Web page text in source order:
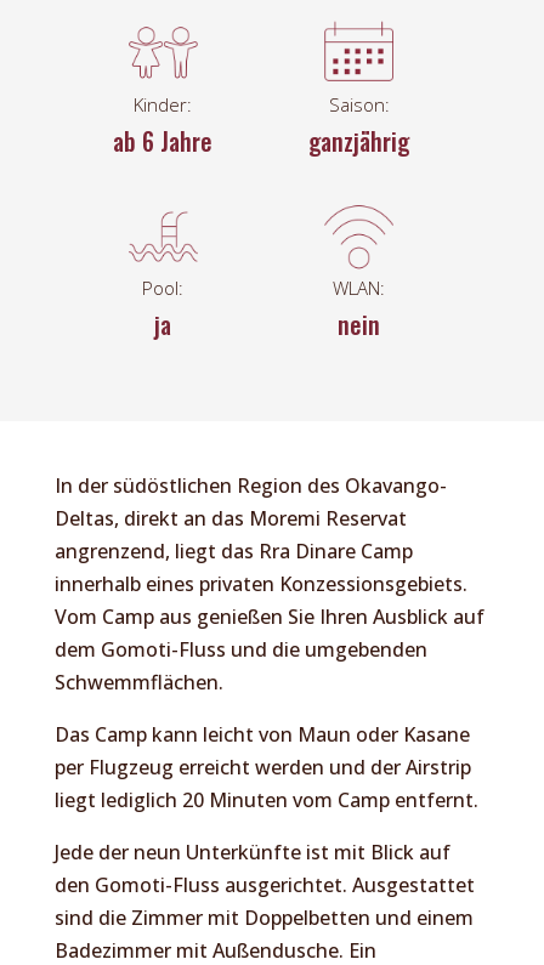
Kinder:
ab 6 Jahre
Saison:
ganzjährig
Pool:
ja
WLAN:
nein
In der südöstlichen Region des Okavango-
Deltas, direkt an das Moremi Reservat
angrenzend, liegt das Rra Dinare Camp
innerhalb eines privaten Konzessionsgebiets.
Vom Camp aus genießen Sie Ihren Ausblick auf
dem Gomoti-Fluss und die umgebenden
Schwemmflächen.
Das Camp kann leicht von Maun oder Kasane
per Flugzeug erreicht werden und der Airstrip
liegt lediglich 20 Minuten vom Camp entfernt.
Jede der neun Unterkünfte ist mit Blick auf
den Gomoti-Fluss ausgerichtet. Ausgestattet
sind die Zimmer mit Doppelbetten und einem
Badezimmer mit Außendusche. Ein